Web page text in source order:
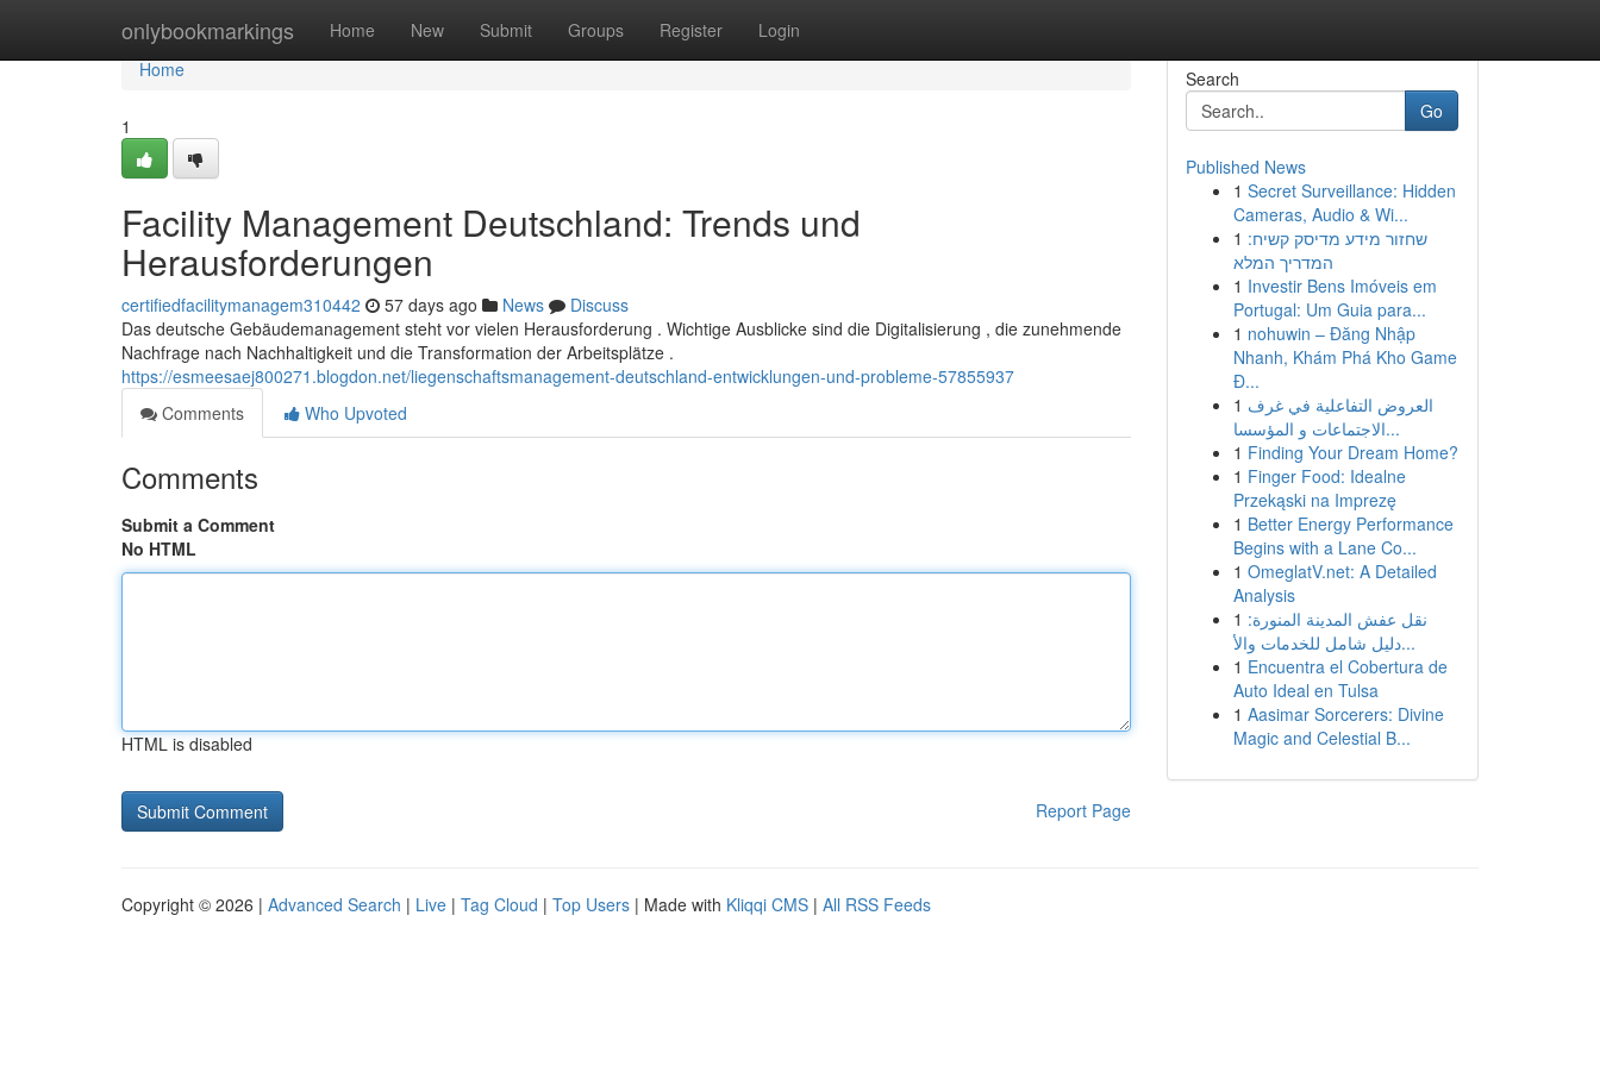
onlybookmarkings Home New Submit Groups Register Login
Home
Home
1
Facility Management Deutschland: Trends und
Herausforderungen
certifiedfacilitymanagem310442 57 days ago News
Discuss
Das deutsche Gebäudemanagement steht vor vielen Herausforderung . Wichtige Ausblicke sind die Digitalisierung , die zunehmende
Nachfrage nach Nachhaltigkeit und die Transformation der Arbeitsplätze .
https://esmeesaej800271.blogdon.net/liegenschaftsmanagement-deutschland-entwicklungen-und-probleme-57855937
Comments
Who Upvoted
Comments
Submit a Comment
No HTML
HTML is disabled
Report Page
Search
Go
Published News
1 Secret Surveillance: Hidden
Cameras, Audio & Wi...
1 שחזור מידע מדיסק קשיח:
המדריך המלא
1 Investir Bens Imóveis em
Portugal: Um Guia para...
1 nohuwin – Đăng Nhập
Nhanh, Khám Phá Kho Game
Đ...
1 العروض التفاعلية في غرف
الاجتماعات و المؤسسا...
1 Finding Your Dream Home?
1 Finger Food: Idealne
Przekąski na Imprezę
1 Better Energy Performance
Begins with a Lane Co...
1 OmeglatV.net: A Detailed
Analysis
1 نقل عفش المدينة المنورة:
دليل شامل للخدمات والأ...
1 Encuentra el Cobertura de
Auto Ideal en Tulsa
1 Aasimar Sorcerers: Divine
Magic and Celestial B...
Copyright © 2026 | Advanced Search | Live | Tag Cloud | Top Users | Made with Kliqqi CMS | All RSS Feeds